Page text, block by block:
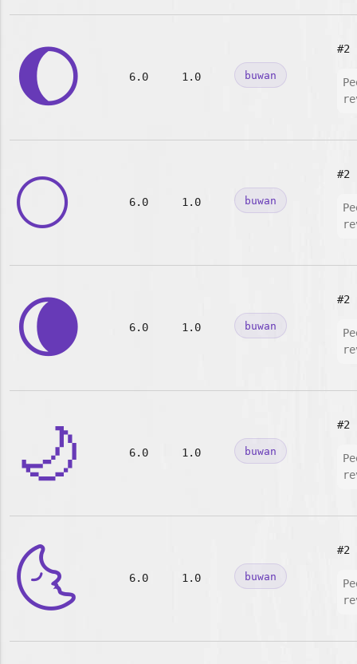
🌔 6.0 1.0 buwan
#2
🌕 6.0 1.0 buwan
#2
🌘 6.0 1.0 buwan
#2
🌙 6.0 1.0 buwan
#2
🌜 6.0 1.0 buwan
#2